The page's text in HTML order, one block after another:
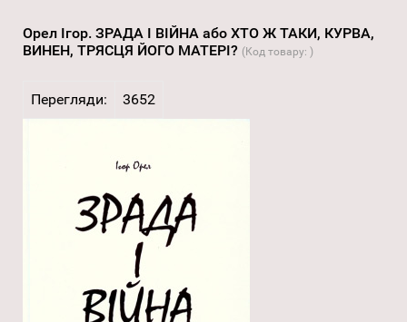
Орел Ігор. ЗРАДА І ВІЙНА або ХТО Ж ТАКИ, КУРВА,
ВИНЕН, ТРЯСЦЯ ЙОГО МАТЕРІ? (Код товару: )
Перегляди: 3652